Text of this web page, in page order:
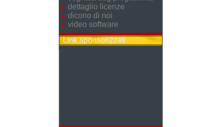
dettaglio licenze
dicono di noi
video software
Link sponsorizzati